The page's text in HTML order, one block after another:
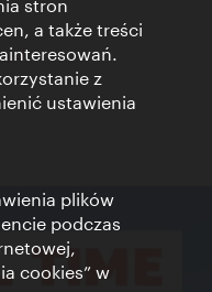
stron
a także treści
z
ustawienia
plików
podczas
cookies” w